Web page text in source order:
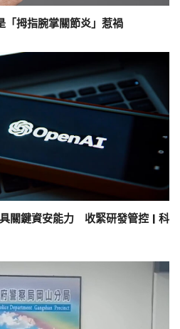
拇指腕掌關節炎」惹禍
關鍵資安能力 收緊研發管控 | 科